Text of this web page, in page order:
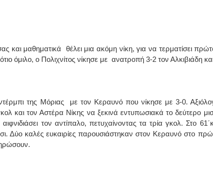
και μαθηματικά θέλει μια ακόμη νίκη, για να τερματίσει
όμιλο, ο Πολιχνίτος νίκησε με ανατροπή 3-2 τον Αλκιβιάδη
της Μόριας με τον Κεραυνό που νίκησε με 3-0.
και τον Αστέρα Νίκης να ξεκινά εντυπωσιακά το δεύτερο
τον αντίπαλο, πετυχαίνοντας τα τρία γκολ. Στο
Δύο καλές ευκαιρίες παρουσιάστηκαν στον Κεραυνό στο